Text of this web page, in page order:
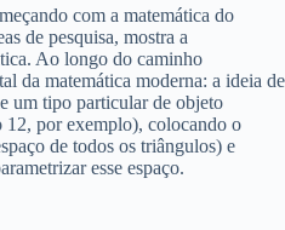
com a matemática do
de pesquisa, mostra a
Ao longo do caminho
da matemática moderna: a ideia de
um tipo particular de objeto
12, por exemplo), colocando o
de todos os triângulos) e
esse espaço.